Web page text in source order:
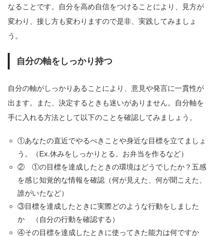
なることです。自分を高め自信をつけることにより、見方が
変わり、接し方も変わりますので是非、実践してみましょ
う。
自分の軸をしっかり持つ
自分の軸がしっかりあることにより、意見や発言に一貫性が
出ます。また、決定するときも迷いがありません。自分軸を
手に入れる方法として以下のことを確認してみましょう。
①あなたの直近でやるべきことや身近な目標を立てましょ
う。（Ex.休みをしっかりとる。お弁当を作るなど）
② ①の目標を達成したときの環境はどうでしたか？五感
を感じ知覚的な情報を確認（何が見えた、何が聞こえた、
誰がいたなど）
③目標を達成したときに実際どのような行動をしました
か （自分の行動を確認する）
④その目標を達成したときに使ってきた能力は何ですか